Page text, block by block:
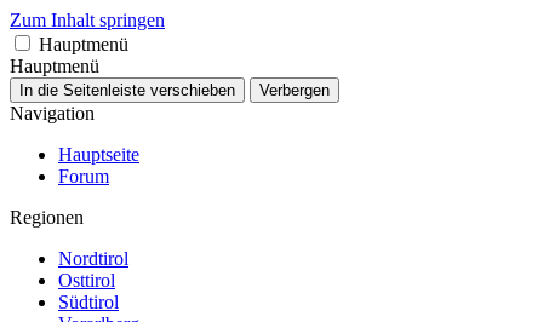
Zum Inhalt springen
Hauptmenü
Hauptmenü
In die Seitenleiste verschieben Verbergen
Navigation
Hauptseite
Forum
Regionen
Nordtirol
Osttirol
Südtirol